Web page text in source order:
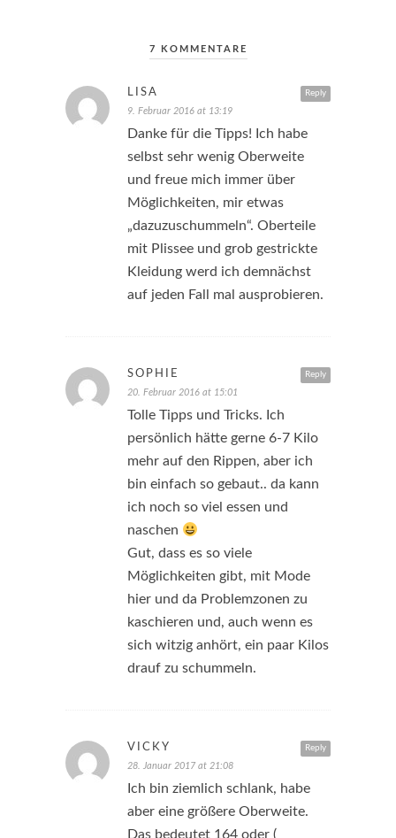
7 KOMMENTARE
Reply
LISA
9. Februar 2016 at 13:19
Danke für die Tipps! Ich habe
selbst sehr wenig Oberweite
und freue mich immer über
Möglichkeiten, mir etwas
„dazuzuschummeln“. Oberteile
mit Plissee und grob gestrickte
Kleidung werd ich demnächst
auf jeden Fall mal ausprobieren.
Reply
SOPHIE
20. Februar 2016 at 15:01
Tolle Tipps und Tricks. Ich
persönlich hätte gerne 6-7 Kilo
mehr auf den Rippen, aber ich
bin einfach so gebaut.. da kann
ich noch so viel essen und
naschen
Gut, dass es so viele
Möglichkeiten gibt, mit Mode
hier und da Problemzonen zu
kaschieren und, auch wenn es
sich witzig anhört, ein paar Kilos
drauf zu schummeln.
Reply
VICKY
28. Januar 2017 at 21:08
Ich bin ziemlich schlank, habe
aber eine größere Oberweite.
Das bedeutet 164 oder (